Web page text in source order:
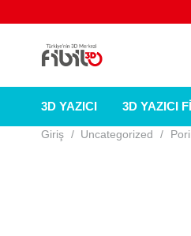
3D YAZICI 3D YAZICI
Giriş / Uncategorized /